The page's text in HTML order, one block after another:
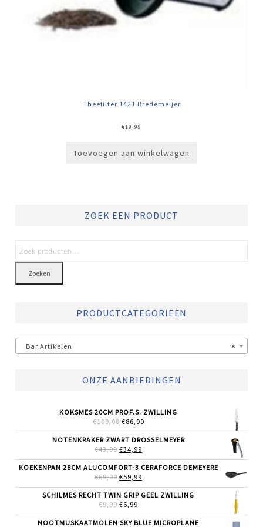
Theefilter 1421 Bredemeijer
€19,99
Toevoegen aan winkelwagen
ZOEK EEN PRODUCT
Zoeken
PRODUCTCATEGORIEËN
×
Bar Artikelen
ONZE AANBIEDINGEN
KOKSMES 20CM PROF.S. ZWILLING
€109,00 OORSPRONKELIJKE
WAS:
€109,00.
€86,99HUIDIGE
IS:
NOTENKRAKER ZWART DROSSELMEYER
€43,99 OORSPRONKELIJKE
WAS:
€43,99.
€34,99
IS:
KOEKENPAN 28CM ALUCOMFORT-3 CERAFORCE DEMEYERE
€69,00 OORSPRONKELIJKE
WAS:
€69,00.
€59,99
IS:
SCHILMES RECHT TWIN GRIP GEEL ZWILLING
€9,99 OORSPRONKELIJKE
WAS:
€6,99
IS:
NOOTMUSKAATMOLEN SKY BLUE MICROPLANE